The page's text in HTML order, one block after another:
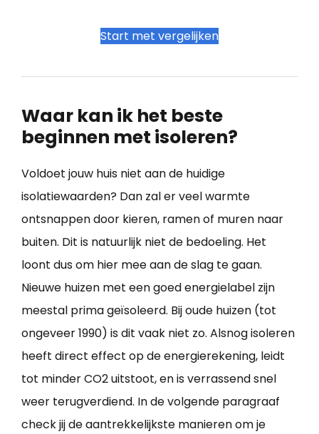
Start met vergelijken
Waar kan ik het beste
beginnen met isoleren?
Voldoet jouw huis niet aan de huidige
isolatiewaarden? Dan zal er veel warmte
ontsnappen door kieren, ramen of muren naar
buiten. Dit is natuurlijk niet de bedoeling. Het
loont dus om hier mee aan de slag te gaan.
Nieuwe huizen met een goed energielabel zijn
meestal prima geïsoleerd. Bij oude huizen (tot
ongeveer 1990) is dit vaak niet zo. Alsnog isoleren
heeft direct effect op de energierekening, leidt
tot minder CO2 uitstoot, en is verrassend snel
weer terugverdiend. In de volgende paragraaf
check jij de aantrekkelijkste manieren om je